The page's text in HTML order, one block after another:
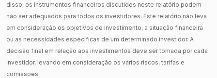
disso, os instrumentos financeiros discutidos neste relatório podem
não ser adequados para todos os investidores. Este relatório não leva
em consideração os objetivos de investimento, a situação financeira
ou as necessidades específicas de um determinado investidor. A
decisão final em relação aos investimentos deve ser tomada por cada
investidor, levando em consideração os vários riscos, tarifas e
comissões.